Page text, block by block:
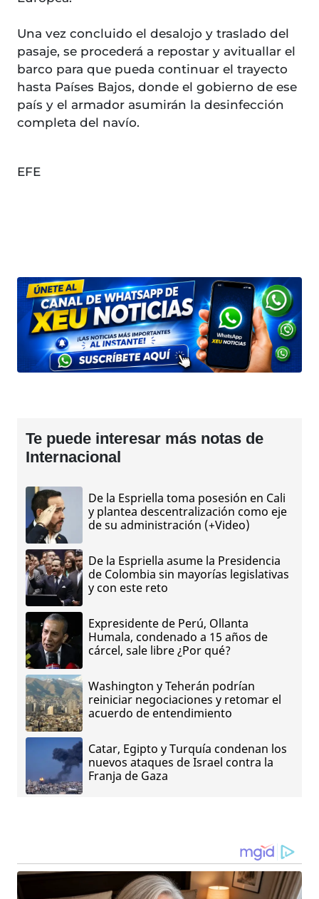
Una vez concluido el desalojo y traslado del
pasaje, se procederá a repostar y avituallar el
barco para que pueda continuar el trayecto
hasta Países Bajos, donde el gobierno de ese
país y el armador asumirán la desinfección
completa del navío.
EFE
Te puede interesar más notas de
Internacional
De la Espriella toma posesión en Cali
y plantea descentralización como eje
de su administración (+Video)
De la Espriella asume la Presidencia
de Colombia sin mayorías legislativas
y con este reto
Expresidente de Perú, Ollanta
Humala, condenado a 15 años de
cárcel, sale libre ¿Por qué?
Washington y Teherán podrían
reiniciar negociaciones y retomar el
acuerdo de entendimiento
Catar, Egipto y Turquía condenan los
nuevos ataques de Israel contra la
Franja de Gaza